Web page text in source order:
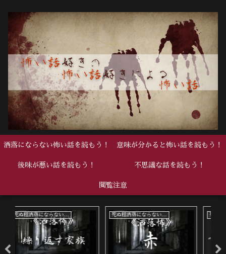
洒落にならない怖い話を読もう！ 意味が分かると怖い話を読もう！
後味が悪い話を読もう！ 不思議な話を読もう！
閲覧注意